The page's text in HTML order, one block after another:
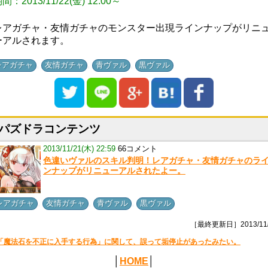
アガチャ・友情ガチャのモンスター出現ラインナップがリニュ
アルされます。
アガチャ 友情ガチャ 青ヴァル 黒ヴァル
ズドラコンテンツ
2013/11/21(木) 22:59 66コメント
色違いヴァルのスキル判明！レアガチャ・友情ガチャのライ
ンナップがリニューアルされたよー。
アガチャ 友情ガチャ 青ヴァル 黒ヴァル
［最終更新日］2013/
魔法石を不正に入手する行為」に関して、誤って垢停止があったみたい。
HOME